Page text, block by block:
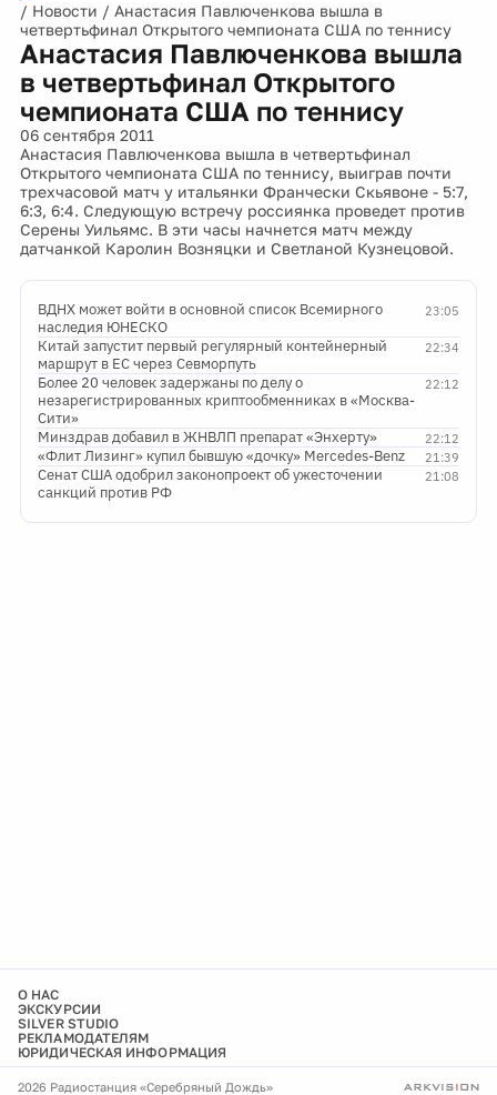
/ Новости / Анастасия Павлюченкова вышла в
четвертьфинал Открытого чемпионата США по теннису
Анастасия Павлюченкова вышла
в четвертьфинал Открытого
чемпионата США по теннису
06 сентября 2011
Анастасия Павлюченкова вышла в четвертьфинал
Открытого чемпионата США по теннису, выиграв почти
трехчасовой матч у итальянки Франчески Скьявоне - 5:7,
6:3, 6:4. Следующую встречу россиянка проведет против
Серены Уильямс. В эти часы начнется матч между
датчанкой Каролин Возняцки и Светланой Кузнецовой.
23:05
ВДНХ может войти в основной список Всемирного
наследия ЮНЕСКО
22:34
Китай запустит первый регулярный контейнерный
маршрут в ЕС через Севморпуть
22:12
Более 20 человек задержаны по делу о
незарегистрированных криптообменниках в «Москва-
Сити»
22:12
Минздрав добавил в ЖНВЛП препарат «Энхерту»
21:39
«Флит Лизинг» купил бывшую «дочку» Mercedes-Benz
21:08
Сенат США одобрил законопроект об ужесточении
санкций против РФ
О НАС
ЭКСКУРСИИ
SILVER STUDIO
РЕКЛАМОДАТЕЛЯМ
ЮРИДИЧЕСКАЯ ИНФОРМАЦИЯ
2026 Радиостанция «Серебряный Дождь»